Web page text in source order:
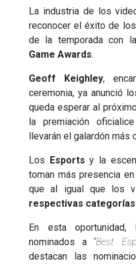
La industria de los
reconocer el éxito de
de la temporada con
Game Awards.
Geoff Keighley,
ceremonia, ya anunció
queda esperar al
la premiación
llevarán el galardón más
Los Esports y la
toman más presencia
que al igual que los
respectivas
En esta oportunidad,
nominados a ‘Best
destacan las